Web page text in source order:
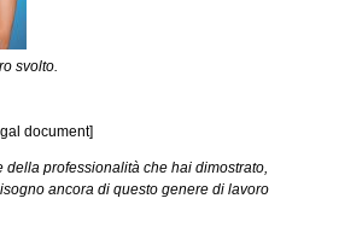
svolto.
document]
della professionalità che hai dimostrato,
ancora di questo genere di lavoro